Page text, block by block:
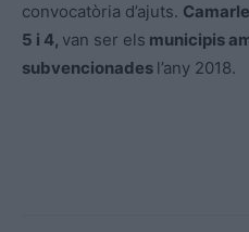
convocatòria d’ajuts.
5 i 4, van ser els municipis
subvencionades l’any 2018.